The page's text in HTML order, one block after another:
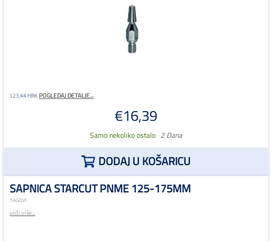
123,44 HRKPOGLEDAJ DETALJE...
€16,39
Samo nekoliko ostalo 2 Dana
DODAJ U KOŠARICU
SAPNICA STARCUT PNME 125-175MM
TAGOVI:
vidi više...